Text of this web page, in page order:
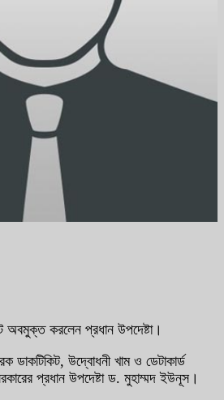
অবমুক্ত করলেন প্রধান উপদেষ্টা।
ডাকটিকিট, উদ্বোধনী খাম ও ডেটাকার্ড
প্রধান উপদেষ্টা ড. মুহাম্মদ ইউনূস।